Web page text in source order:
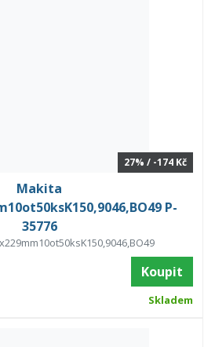
27% / -174 Kč
Makita
P-
35776
Koupit
Skladem